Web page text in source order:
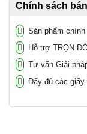
Chính sách
Sản phẩm
Hỗ trợ TRỌN
Tư vấn Giải
Đẩy đủ các giấy